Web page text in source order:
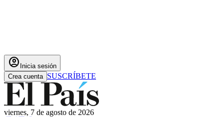
account_circle Inicia sesión
Crea cuenta SUSCRÍBETE
viernes, 7 de agosto de 2026